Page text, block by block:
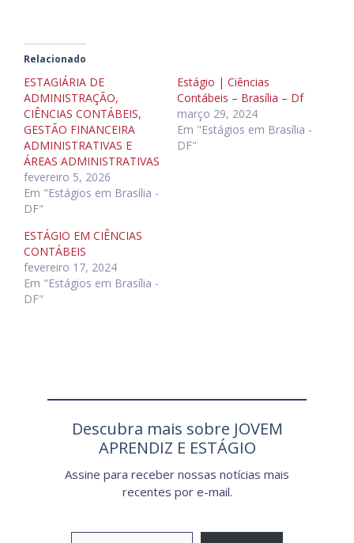
Relacionado
ESTAGIÁRIA DE
ADMINISTRAÇÃO,
CIÊNCIAS CONTÁBEIS,
GESTÃO FINANCEIRA
ADMINISTRATIVAS E
ÁREAS ADMINISTRATIVAS
fevereiro 5, 2026
Em "Estágios em Brasília -
DF"
Estágio | Ciências
Contábeis – Brasília – Df
março 29, 2024
Em "Estágios em Brasília -
DF"
ESTÁGIO EM CIÊNCIAS
CONTÁBEIS
fevereiro 17, 2024
Em "Estágios em Brasília -
DF"
Descubra mais sobre JOVEM
APRENDIZ E ESTÁGIO
Assine para receber nossas notícias mais
recentes por e-mail.
Digite seu e-mail…